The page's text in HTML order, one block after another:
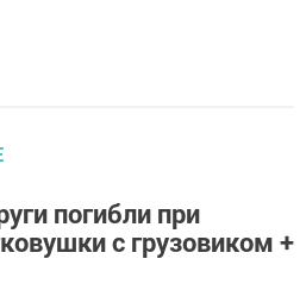
погибли при
с грузовиком +